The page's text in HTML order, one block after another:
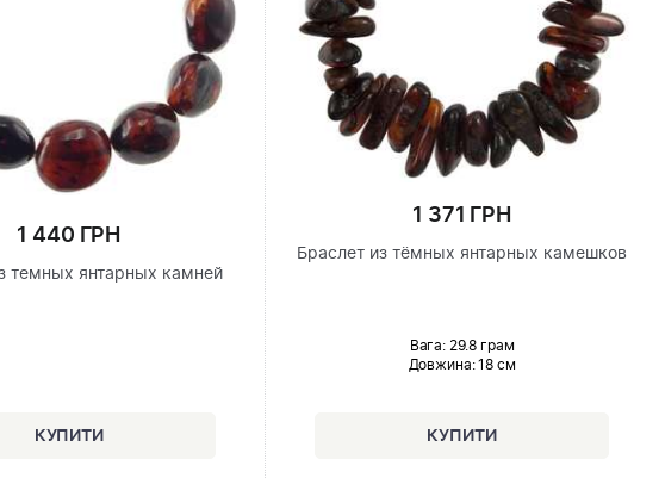
1 440 ГРН
темных янтарных камней
1 371 ГРН
Браслет из тёмных янтарных камешков
Вага: 29.8 грам
Довжина:18 см